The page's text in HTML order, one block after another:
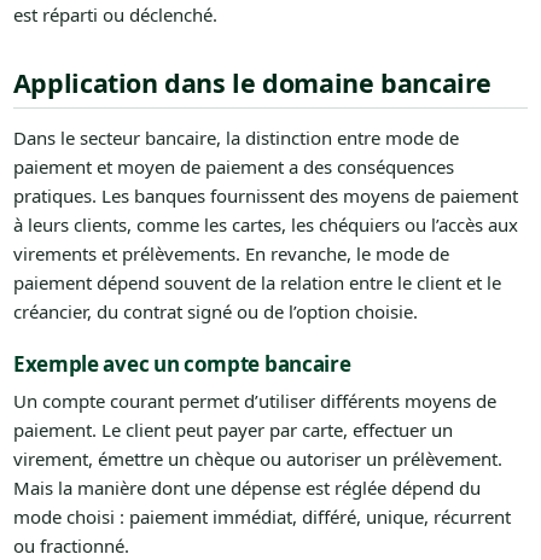
est réparti ou déclenché.
Application dans le domaine bancaire
Dans le secteur bancaire, la distinction entre mode de
paiement et moyen de paiement a des conséquences
pratiques. Les banques fournissent des moyens de paiement
à leurs clients, comme les cartes, les chéquiers ou l’accès aux
virements et prélèvements. En revanche, le mode de
paiement dépend souvent de la relation entre le client et le
créancier, du contrat signé ou de l’option choisie.
Exemple avec un compte bancaire
Un compte courant permet d’utiliser différents moyens de
paiement. Le client peut payer par carte, effectuer un
virement, émettre un chèque ou autoriser un prélèvement.
Mais la manière dont une dépense est réglée dépend du
mode choisi : paiement immédiat, différé, unique, récurrent
ou fractionné.